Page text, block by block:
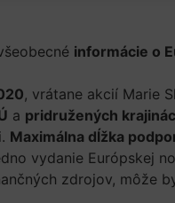
informácie o
, vrátane akcií Marie
a pridružených
Maximálna dĺžka
vydanie Európskej
zdrojov, môže